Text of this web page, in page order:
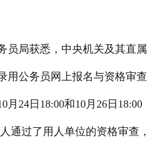
员局获悉，中央机关及其直属
用公务员网上报名与资格审查
月24日18:00和10月26日18:00
通过了用人单位的资格审查，